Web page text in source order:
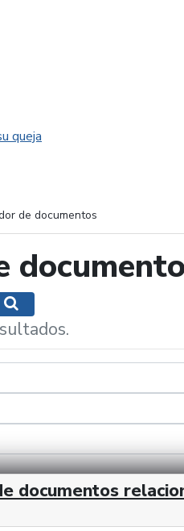
queja
de documentos
opciones de búsqueda
documentos